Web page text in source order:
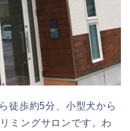
徒歩約5分、小型犬から
ミングサロンです。わ